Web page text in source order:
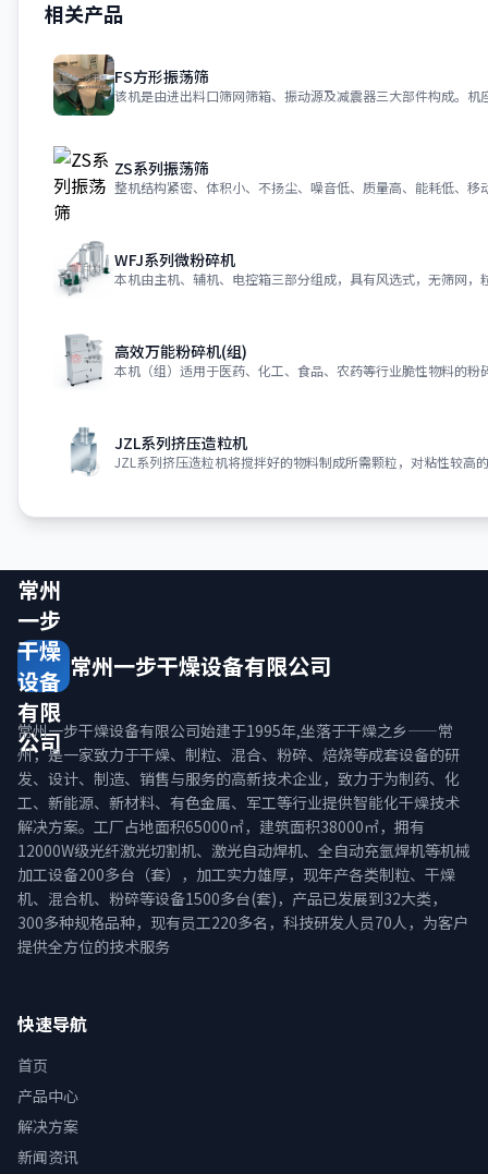
相关产品
FS方形振荡筛
ZS系列振荡筛
整机结构紧密、体积小、不扬尘、噪音低、质量高、能耗低、移
WFJ系列微粉碎机
高效万能粉碎机(组)
JZL系列挤压造粒机
常州
一步
干燥
设备
有限
公司
常州一步干燥设备有限公司
常州一步干燥设备有限公司始建于1995年,坐落于干燥之乡——常
州，是一家致力于干燥、制粒、混合、粉碎、焙烧等成套设备的研
发、设计、制造、销售与服务的高新技术企业，致力于为制药、化
工、新能源、新材料、有色金属、军工等行业提供智能化干燥技术
解决方案。工厂占地面积65000㎡，建筑面积38000㎡，拥有
12000W级光纤激光切割机、激光自动焊机、全自动充氩焊机等机械
加工设备200多台（套），加工实力雄厚，现年产各类制粒、干燥
机、混合机、粉碎等设备1500多台(套)，产品已发展到32大类，
300多种规格品种，现有员工220多名，科技研发人员70人，为客户
提供全方位的技术服务
快速导航
首页
产品中心
解决方案
新闻资讯